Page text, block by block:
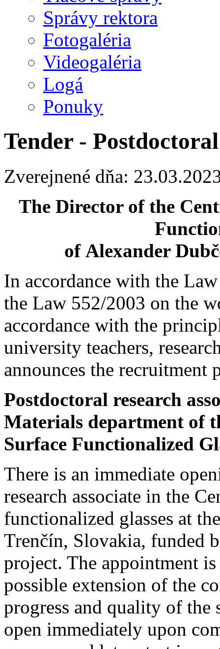
Správy rektora
Fotogaléria
Videogaléria
Logá
Ponuky
Tender -
Zverejnené dňa:
The Director of the
of Alexander
In accordance with the
the Law 552/2003 on the
accordance with the
university teachers,
announces the recruitment
Postdoctoral research
Materials department of
Surface Functionalized
There is an immediate
research associate in the
functionalized glasses at
Trenčín, Slovakia, funded
project. The appointment
possible extension of the
progress and quality of
open immediately upon